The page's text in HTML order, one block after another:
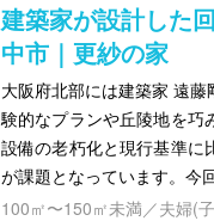
建築家が設計した
中市｜更紗の家
大阪府北部には建築家 遠
験的なプランや丘陵地を巧
設備の老朽化と現行基準に
が課題となっています。今
100㎡〜150㎡未満／夫婦(